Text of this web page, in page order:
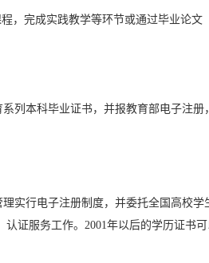
，完成实践教学等环节或通过毕业论文
列本科毕业证书，并报教育部电子注册
实行电子注册制度，并委托全国高校
证服务工作。2001年以后的学历证书